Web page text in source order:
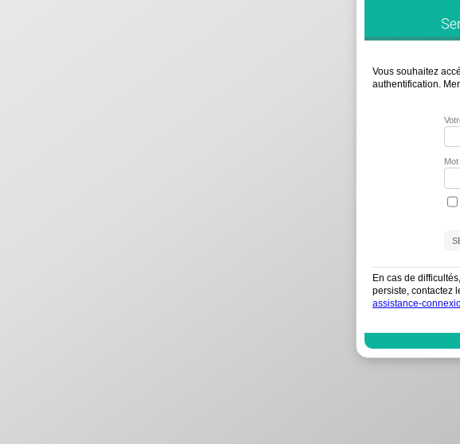
Vous souhaitez
authentification.
En cas de
persiste, contactez
assistance-